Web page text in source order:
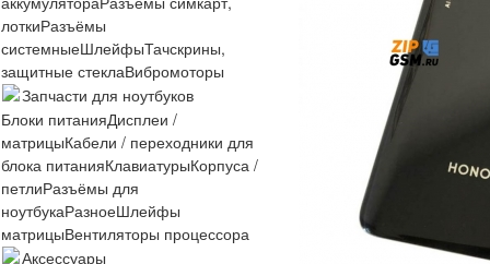
лоткиРазъёмы
системныеШлейфыТачскрины,
защитные стеклаВибромоторы
Запчасти для ноутбуков
Блоки питанияДисплеи /
матрицыКабели / переходники для
блока питанияКлавиатурыКорпуса /
петлиРазъёмы для
ноутбукаРазноеШлейфы
матрицыВентиляторы процессора
Аксессуары